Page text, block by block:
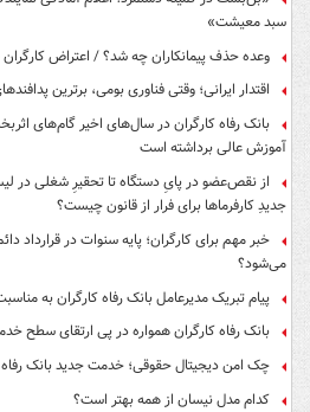
سبد معیشت»
وعده حذف پیمانکاران چه شد؟ / اعتراض
اقتدار ایرانی؛ وقتی فناوری بومی، برترین
بانک رفاه کارگران در سال‌های اخیر گام‌های
آموزش عالی برداشته است
از نقص‌عضو در پایِ دستگاه تا تحقیرِ شغلی در
جدیدِ کارفرماها برای فرار از قانون چیست؟
خبر مهم برای کارگران؛ پایه سنوات در قرارداد
می‌شود؟
پیام تبریک مدیرعامل بانک رفاه کارگران به
بانک رفاه کارگران همواره در پی ارتقای سطح
چک امن دیجیتال حقوقی؛ خدمت جدید بانک رفاه
کدام مدل نیسان از همه بهتر است؟